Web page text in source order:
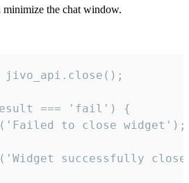
the chat window.
jivo_api.close();
=== 'fail') {
to close widget');
successfully